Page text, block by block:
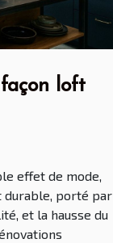
loft
effet de mode,
durable, porté par
et la hausse du